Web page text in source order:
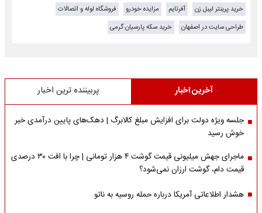
خرید پرینتر لیبل زن
آفرتایم مزایده خودرو
فروشگاه لوله و اتصالات
طراحی سایت در اصفهان
خرید سکه پارسیان گرمی
آخرین اخبار پربیننده ترین اخبار
جلسه ویژه دولت برای افزایش مبلغ کالابرگ | دهک‌های پایین درآمدی خبر
خوش رسید
ماجرای جهش میلیونی قیمت گوشت ۴ هزار تومانی | چرا با افت ۳۰ درصدی
قیمت دام، گوشت ارزان نمی‌شود؟
هشدار اطلاعاتی آمریکا درباره حمله روسیه به ناتو